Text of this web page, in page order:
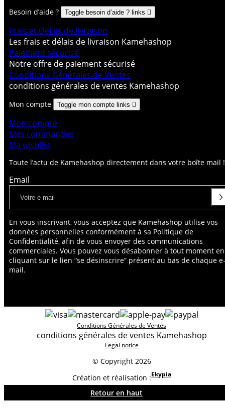
Toute l’actu de Kamehashop directement dans votre boîte mail !
Email
En vous inscrivant, vous acceptez que Kamehashop utilise vos
données personnelles conformément à sa Politique de
Confidentialité, afin de vous envoyer des communications
commerciales. Vous pouvez vous désabonner à tout moment en
cliquant sur le lien “se désinscrire” présent au bas de chaque e-
mail.
Besoin d’aide ? Toggle besoin d’aide ? links 
Frais et Delais de livraison
Les frais et délais de livraison Kamehashop
Paiement sécurisé
Notre offre de paiement sécurisé
Conditions Générales de Ventes
conditions générales de ventes Kamehashop
Mon compte Toggle mon compte links 
Mon compte
Mes commandes
Ma wishlist
© Copyright 2026
Conditions Générales de Ventes
conditions générales de ventes Kamehashop
Legal notice
Création et réalisation :Ekypia
Retour en haut